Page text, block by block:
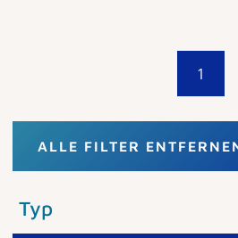
1
ALLE FILTER
Typ